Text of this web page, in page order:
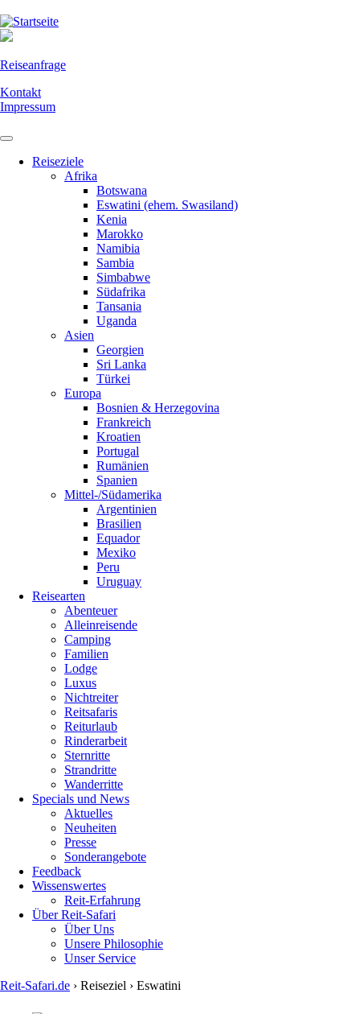
Direkt
zum
Reiseanfrage
Kontakt
Impressum
Reiseziele
Afrika
Botswana
Eswatini (ehem. Swasiland)
Kenia
Marokko
Namibia
Sambia
Simbabwe
Südafrika
Tansania
Uganda
Asien
Georgien
Sri Lanka
Türkei
Europa
Bosnien & Herzegovina
Frankreich
Kroatien
Portugal
Rumänien
Spanien
Mittel-/Südamerika
Argentinien
Brasilien
Equador
Mexiko
Peru
Uruguay
Reisearten
Abenteuer
Alleinreisende
Camping
Familien
Lodge
Luxus
Nichtreiter
Reitsafaris
Reiturlaub
Rinderarbeit
Sternritte
Strandritte
Wanderritte
Specials und News
Aktuelles
Neuheiten
Presse
Sonderangebote
Feedback
Wissenswertes
Reit-Erfahrung
Über Reit-Safari
Über Uns
Unsere Philosophie
Unser Service
Reit-Safari.de › Reiseziel › Eswatini